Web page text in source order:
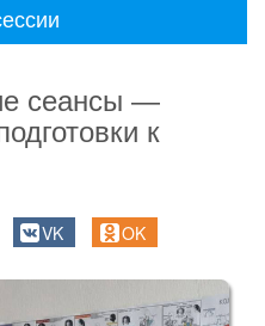
сеансы —
к
VK OK